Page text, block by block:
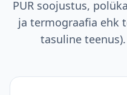
LHV remondilaen
PUR soojustus,
ja termograafia ehk
tasuline